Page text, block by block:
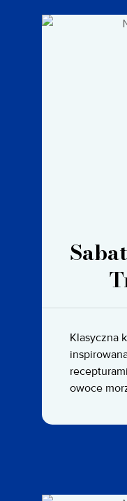
Klasyczna
owoce